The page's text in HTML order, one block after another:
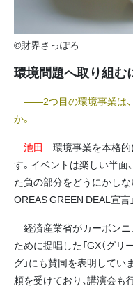
©財界さっぽろ
環境問題へ取り組
――2つ目の環境事業は、
か。
池田 環境事業を本格
す。イベントは楽しい半面
た負の部分をどうにかしな
OREAS GREEN DEAL宣言
経済産業省がカーボン
ために提唱した「GX（グ
グ」にも賛同を表明してい
頼を受けており、講演会も